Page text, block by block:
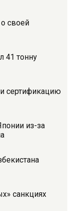
своей
41 тонну
сертификацию
из-за
санкциях